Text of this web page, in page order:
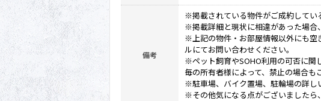
備考
※掲載されている物件がご成約してい
※掲載詳細と現状に相違があった場合
※上記の物件・お部屋情報以外にも空
ルにてお問い合わせください。
※ペット飼育やSOHO利用の可否に関
毎の所有者様によって、禁止の場合も
※駐車場、バイク置場、駐輪場の詳し
※その他気になる点がございましたら